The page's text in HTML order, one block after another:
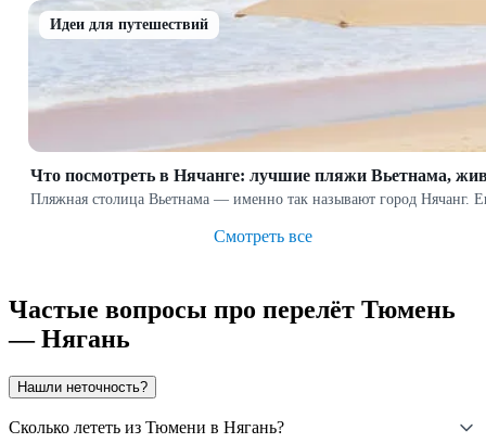
Идеи для путешествий
Что посмотреть в Нячанге: лучшие пляжи Вьетнама,
Пляжная столица Вьетнама — именно так называют город
Смотреть все
Частые вопросы про перелёт Тюмень
— Нягань
Нашли неточность?
Сколько лететь из Тюмени в Нягань?